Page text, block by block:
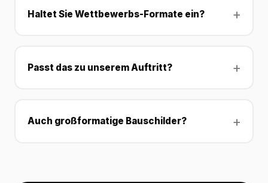
Haltet Sie Wettbewerbs-Formate ein?
Passt das zu unserem Auftritt?
Auch großformatige Bauschilder?